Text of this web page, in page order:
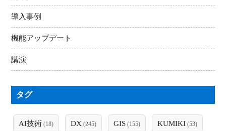
導入事例
機能アップデート
講演
タグ
AI技術 (18) DX (245) GIS (155) KUMIKI (53)